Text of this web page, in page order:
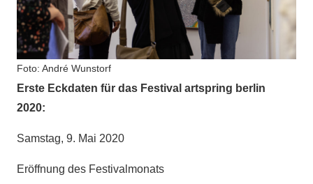
Foto: André Wunstorf
Erste Eckdaten für das Festival artspring berlin
2020:
Samstag, 9. Mai 2020
Eröffnung des Festivalmonats